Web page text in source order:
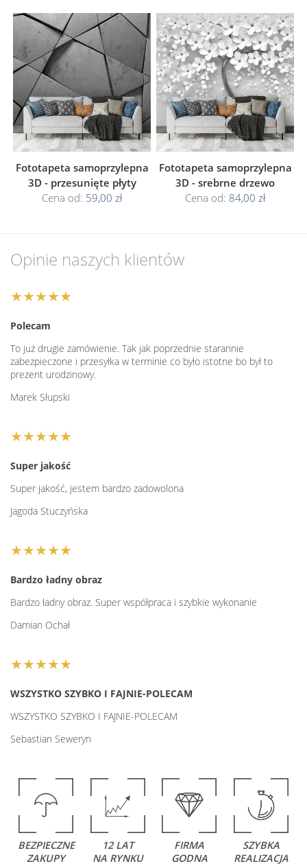
Fototapeta samoprzylepna
3D - przesunięte płyty
Cena od: 59,00 zł
Fototapeta samoprzylepna
3D - srebrne drzewo
Cena od: 84,00 zł
Opinie naszych klientów
★★★★★
Polecam
To już drugie zamówienie. Tak jak poprzednie starannie
zabezpieczone i przesyłka w terminie co było istotne bo był to
prezent urodzinowy.
Marek Słupski
★★★★★
Super jakość
Super jakość, jestem bardzo zadowolona
Jagoda Stuczyńska
★★★★★
Bardzo ładny obraz
Bardzo ładny obraz. Super współpraca i szybkie wykonanie
Damian Ochał
★★★★★
WSZYSTKO SZYBKO I FAJNIE-POLECAM
WSZYSTKO SZYBKO I FAJNIE-POLECAM
Sebastian Seweryn
BEZPIECZNE
ZAKUPY
12 LAT
NA RYNKU
FIRMA
GODNA
SZYBKA
REALIZACJA